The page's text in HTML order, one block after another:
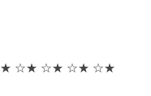
☆★ ☆★ ☆★ ☆★